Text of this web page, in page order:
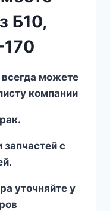
Б10,
можете
компании
с
уточняйте у